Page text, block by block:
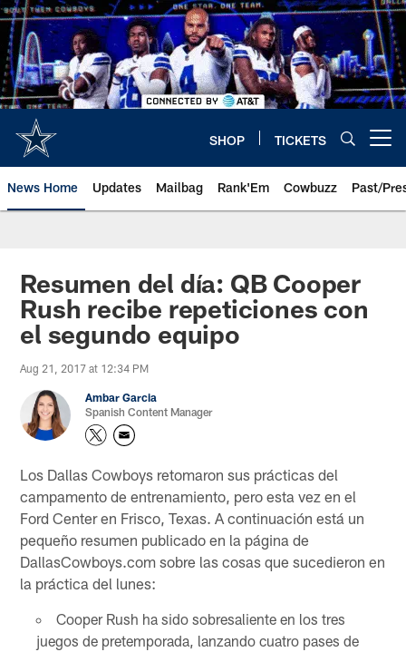
Skip
to
main
content
SHOP TICKETS
News Home Updates Mailbag Rank'Em Cowbuzz Past/
Resumen del día: QB Cooper
Rush recibe repeticiones con
el segundo equipo
Aug 21, 2017 at 12:34 PM
Ambar Garcia
Spanish Content Manager
Los Dallas Cowboys retomaron sus prácticas del
campamento de entrenamiento, pero esta vez en el
Ford Center en Frisco, Texas. A continuación está un
pequeño resumen publicado en la página de
DallasCowboys.com sobre las cosas que sucedieron en
la práctica del lunes:
Cooper Rush ha sido sobresaliente en los tres
juegos de pretemporada, lanzando cuatro pases de